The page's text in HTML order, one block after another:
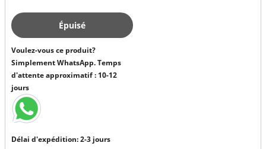
Épuisé
Voulez-vous ce produit?
Simplement WhatsApp. Temps
d'attente approximatif : 10-12
jours
Délai d'expédition: 2-3 jours